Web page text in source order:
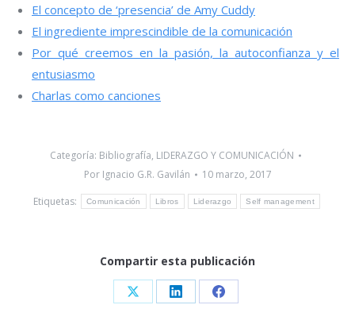
El concepto de ‘presencia’ de Amy Cuddy
El ingrediente imprescindible de la comunicación
Por qué creemos en la pasión, la autoconfianza y el
entusiasmo
Charlas como canciones
Categoría: Bibliografía, LIDERAZGO Y COMUNICACIÓN
Por Ignacio G.R. Gavilán
10 marzo, 2017
Etiquetas:
Comunicación Libros Liderazgo Self management
Compartir esta publicación
Share Share Share